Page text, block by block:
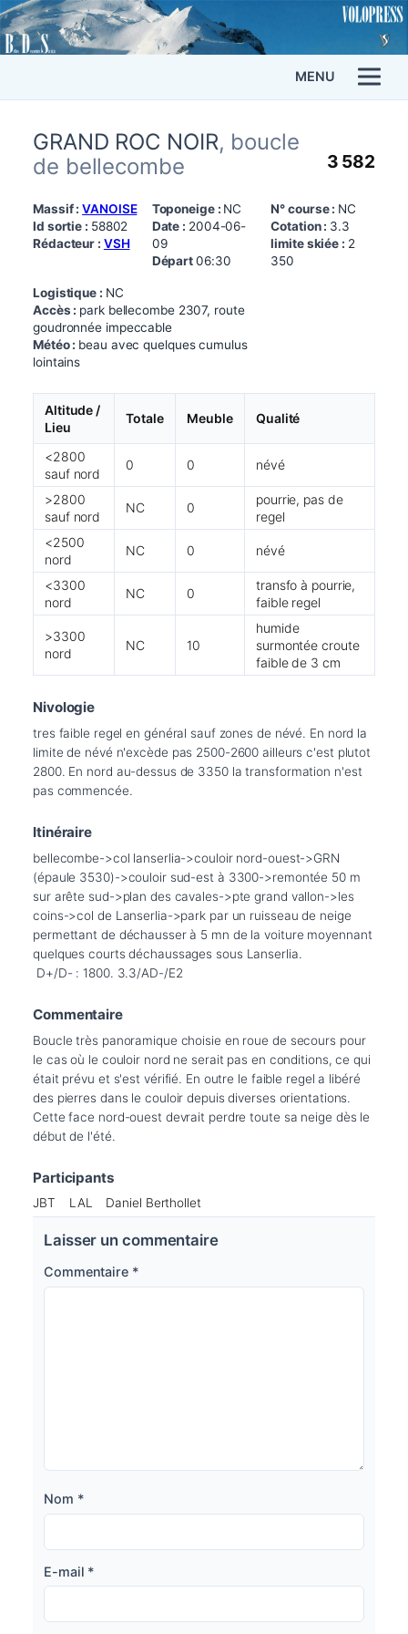
MENU
GRAND ROC NOIR, boucle
de bellecombe
3 582
Massif :VANOISE
Id sortie : 58802
Rédacteur : VSH
Toponeige : NC
Date : 2004-06-
09
Départ06:30
N° course : NC
Cotation : 3.3
limite skiée : 2
350
Logistique : NC
Accès : park bellecombe 2307, route
goudronnée impeccable
Météo : beau avec quelques cumulus
lointains
Altitude /
Lieu
Totale Meuble Qualité
<2800
sauf nord
0 0 névé
>2800
sauf nord
NC 0
pourrie, pas de
regel
<2500
nord
NC 0 névé
<3300
nord
NC 0
transfo à pourrie,
faible regel
>3300
nord
NC 10
humide
surmontée croute
faible de 3 cm
Nivologie
tres faible regel en général sauf zones de névé. En nord la
limite de névé n'excède pas 2500-2600 ailleurs c'est plutot
2800. En nord au-dessus de 3350 la transformation n'est
pas commencée.
Itinéraire
bellecombe->col lanserlia->couloir nord-ouest->GRN
(épaule 3530)->couloir sud-est à 3300->remontée 50 m
sur arête sud->plan des cavales->pte grand vallon->les
coins->col de Lanserlia->park par un ruisseau de neige
permettant de déchausser à 5 mn de la voiture moyennant
quelques courts déchaussages sous Lanserlia.
D+/D- : 1800. 3.3/AD-/E2
Commentaire
Boucle très panoramique choisie en roue de secours pour
le cas où le couloir nord ne serait pas en conditions, ce qui
était prévu et s'est vérifié. En outre le faible regel a libéré
des pierres dans le couloir depuis diverses orientations.
Cette face nord-ouest devrait perdre toute sa neige dès le
Participants
JBT LAL Daniel Berthollet
Laisser un commentaire
Commentaire *
Nom *
E-mail *